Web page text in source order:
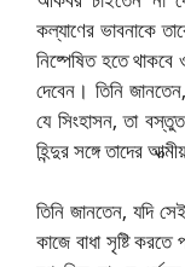
কল্যাণের ভাবনাকে
নিষ্পেষিত হতে
দেবেন। তিনি
যে সিংহাসন, তা
হিন্দুর সঙ্গে তাদের
তিনি জানতেন, যদি
কাজে বাধা সৃষ্টি